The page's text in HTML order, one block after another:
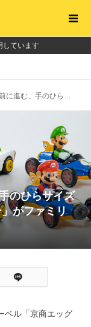
しています
ート プルバックカー」がファミリーマートで販売
のひらサイズ
がファミリ
ベル「京商エッグ